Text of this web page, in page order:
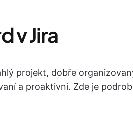
v Jira
projekt, dobře
a proaktivní. Zde je